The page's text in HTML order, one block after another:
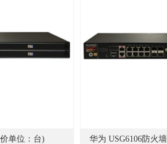
单位：台) 华为 USG6106防火